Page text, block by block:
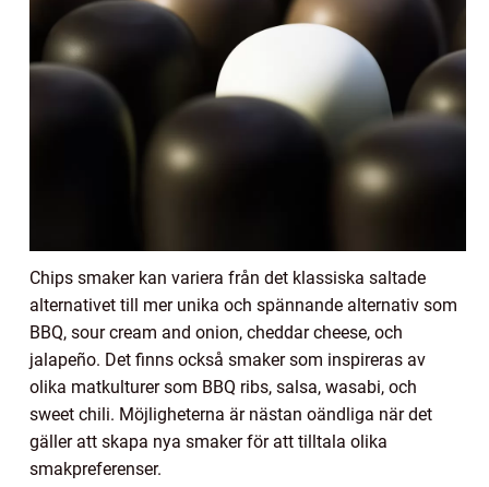
Chips smaker kan variera från det klassiska saltade
alternativet till mer unika och spännande alternativ som
BBQ, sour cream and onion, cheddar cheese, och
jalapeño. Det finns också smaker som inspireras av
olika matkulturer som BBQ ribs, salsa, wasabi, och
sweet chili. Möjligheterna är nästan oändliga när det
gäller att skapa nya smaker för att tilltala olika
smakpreferenser.